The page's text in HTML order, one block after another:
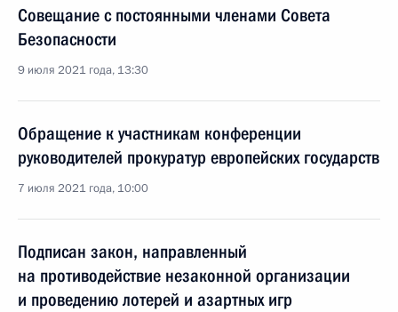
Совещание с постоянными членами Совета
Безопасности
9 июля 2021 года, 13:30
Обращение к участникам конференции
руководителей прокуратур европейских государств
7 июля 2021 года, 10:00
Подписан закон, направленный
на противодействие незаконной организации
и проведению лотерей и азартных игр